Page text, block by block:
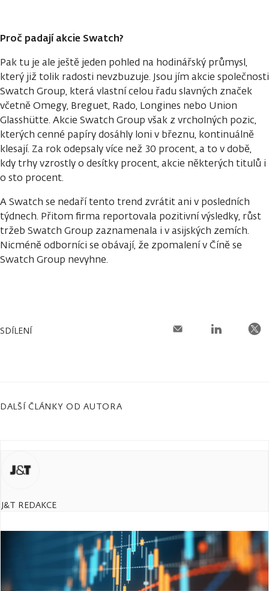
Proč padají akcie Swatch?
Pak tu je ale ještě jeden pohled na hodinářský průmysl,
který již tolik radosti nevzbuzuje. Jsou jím akcie společnosti
Swatch Group, která vlastní celou řadu slavných značek
včetně Omegy, Breguet, Rado, Longines nebo Union
Glasshütte. Akcie Swatch Group však z vrcholných pozic,
kterých cenné papíry dosáhly loni v březnu, kontinuálně
klesají. Za rok odepsaly více než 30 procent, a to v době,
kdy trhy vzrostly o desítky procent, akcie některých titulů i
o sto procent.
A Swatch se nedaří tento trend zvrátit ani v posledních
týdnech. Přitom firma reportovala pozitivní výsledky, růst
tržeb Swatch Group zaznamenala i v asijských zemích.
Nicméně odborníci se obávají, že zpomalení v Číně se
Swatch Group nevyhne.
SDÍLENÍ
DALŠÍ ČLÁNKY OD AUTORA
J&T REDAKCE